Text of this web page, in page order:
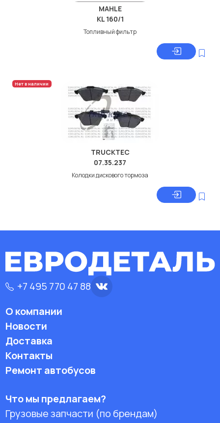
MAHLE
KL 160/1
Топливный фильтр
Нет в наличии
TRUCKTEC
07.35.237
Колодки дискового тормоза
+7 495 770 47 88
О компании
Новости
Доставка
Контакты
Ремонт автобусов
Что мы предлагаем?
Грузовые запчасти (по брендам)